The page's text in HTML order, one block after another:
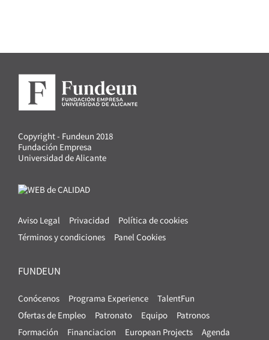
Copyright - Fundeun 2018
Fundación Empresa
Universidad de Alicante
Aviso Legal Privacidad
Política de cookies
Términos y condiciones
Panel Cookies
FUNDEUN
Conócenos Programa Experience
TalentFun
Ofertas de Empleo
Patronato Equipo
Patronos
Formación
Financiacion European Projects Agenda